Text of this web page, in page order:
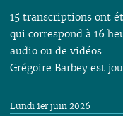
15 transcriptions ont
qui correspond à 16
audio ou de vidéos.
Grégoire Barbey est
Lundi 1er juin 2026